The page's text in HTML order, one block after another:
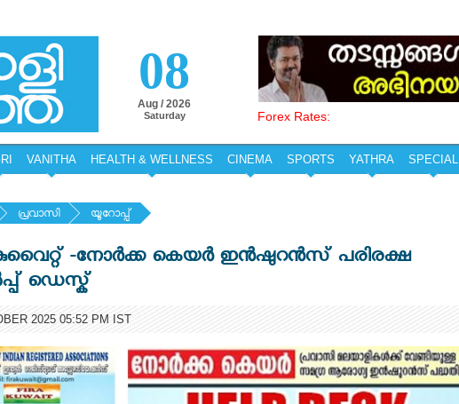
08
Aug / 2026
Saturday Forex Rates:
VANITHA HEALTH & WELLNESS CINEMA SPORTS YATHRA SPECIAL
പ്രവാസി യൂറോപ്പ്‌
-നോർക്ക കെയർ ഇൻഷുറൻസ് പരിരക്ഷ
ഡെസ്ക്
2025 05:52 PM IST